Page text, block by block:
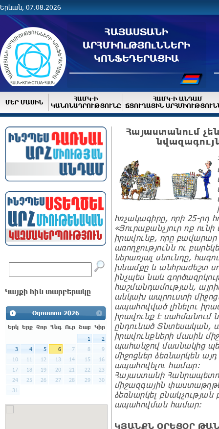
Երևան, 07.08.2026
ՀԱՅԱՍՏԱՆԻ
ԱՐՀՄԻՈւԹՅՈւՆՆԵՐԻ
ԿՈՆՖԵԴԵՐԱՑԻԱ
ՄԵՐ ՄԱՍԻՆ
ՀԱՄԿ-Ի
ԿԱՆՈՆԱԴՐՈՒԹՅՈՒՆԸ
ՀԱՄԿ-Ի ԱՆԴԱՄ
ՃՅՈՒՂԱՅԻՆ
Կայքի հին տարբերակը
Օգոստոս 2026
Երկ Երք Չոր Հնգ Ուր Շաբ Կիր
1
2
3
4 5 6 7 8
9
10
11 12 13 14 15
16
17
18 19 20 21 22
23
24
25 26 27 28 29
30
31
Հայաստանում
հռչակագիրը, որի 25-րդ
«Յուրաքանչյուր ոք
իրավունք, որը
առողջությունն ու
ներառյալ սնունդը,
խնամքը և անհրաժեշտ
ինչպես նաև
հաշմանդամության,
անկախ ապրուստի
ապահովված լինելու
իրավունք է սահմանում
ընդունած Տնտեսական,
իրավունքների մասին
պահանջով մասնակից
միջոցներ ձեռնարկեն
ապահովելու համար:
Հայաստանի
միջազգային
ձեռնարկել
ապահովման համար:
ԿՅԱՆՔՆ ՕՐԵՑՕՐ